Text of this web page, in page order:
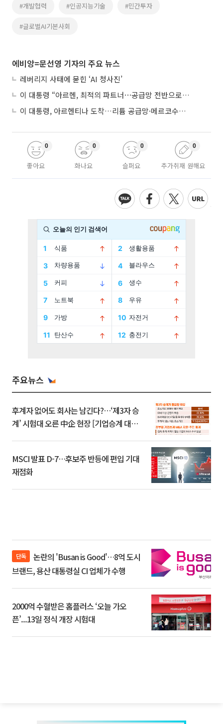
#개발협력 #인공지능기술 #민간투자
#글로벌AI기본사회
에비앙=문선영 기자의 주요 뉴스
레버리지 사태에 묻힌 ‘AI 청사진’
이 대통령 “아르헨, 최적의 파트너⋯공급망 전반으로 확대”
이 대통령, 아르헨티나 도착…리튬 공급망·메르코수르 협력 논의
좋아요
0
화나요
0
슬퍼요
0
추가취재 원해요
0
주요뉴스
후계자 없어도 회사는 남긴다?…‘제3자 승
계’ 시험대 오른 中企 현장 [기업승계 대전
MSCI 발표 D-7…후보주 반등에 편입 기대
재점화
단독
브랜드, 용산 대통령실 CI 업체가 수행
2000억 수혈받은 홈플러스 ‘오늘 가오
픈’...13일 정식 개장 시험대